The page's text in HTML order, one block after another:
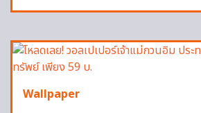
Wallpaper